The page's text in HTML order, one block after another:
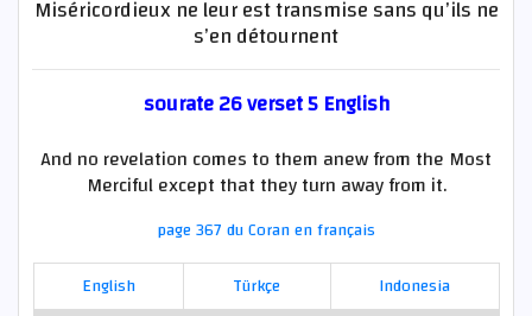
Miséricordieux ne leur est transmise sans qu’ils ne
s’en détournent
sourate 26 verset 5 English
And no revelation comes to them anew from the Most
Merciful except that they turn away from it.
page 367 du Coran en français
English
Türkçe
Indonesia